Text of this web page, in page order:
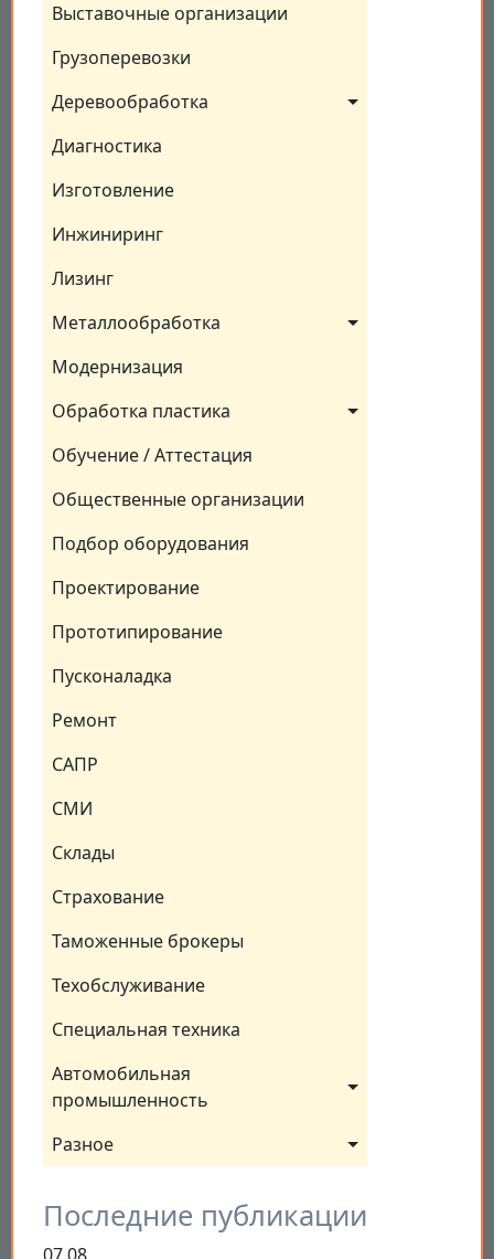
Выставочные организации
Грузоперевозки
Деревообработка
Диагностика
Изготовление
Инжиниринг
Лизинг
Металлообработка
Модернизация
Обработка пластика
Обучение / Аттестация
Общественные организации
Подбор оборудования
Проектирование
Прототипирование
Пусконаладка
Ремонт
САПР
СМИ
Склады
Страхование
Таможенные брокеры
Техобслуживание
Специальная техника
Автомобильная
промышленность
Разное
Последние публикации